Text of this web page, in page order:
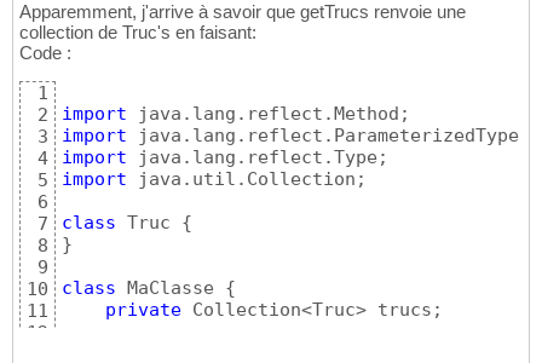
Apparemment, j'arrive à savoir que getTrucs renvoie une
collection de Truc's en faisant:
Code :
1
2
3
4
5
6
7
8
9
10
11
12
import
import
import
import java.util.Collection;
class Truc {
}
class MaClasse {
private Collection<Truc> trucs;